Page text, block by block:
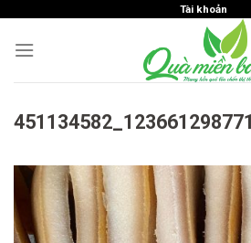
content
Tài khoản